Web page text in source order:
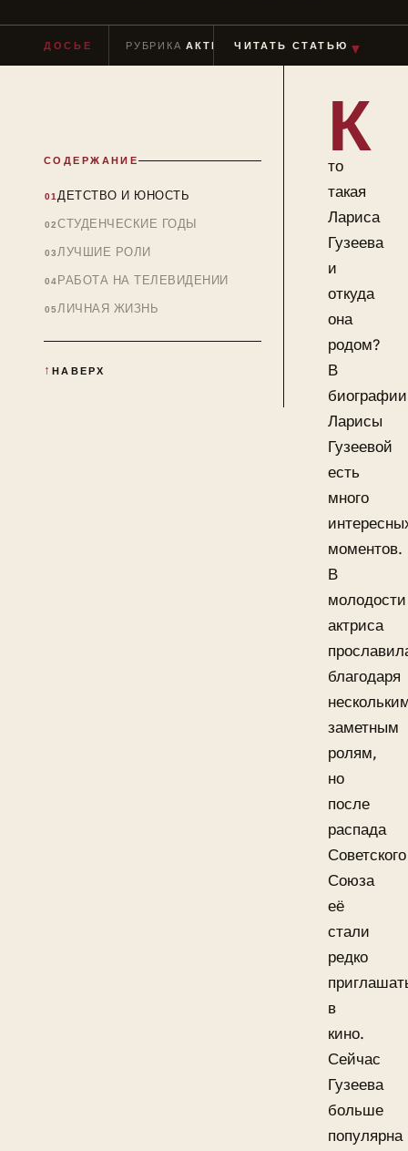
ДОСЬЕ РУБРИКААКТЕРЫ ЧТЕНИЕ ≈ 8 МИН
ЧИТАТЬ СТАТЬЮ ▼
СОДЕРЖАНИЕ
ДЕТСТВО И ЮНОСТЬ
СТУДЕНЧЕСКИЕ ГОДЫ
ЛУЧШИЕ РОЛИ
РАБОТА НА ТЕЛЕВИДЕНИИ
ЛИЧНАЯ ЖИЗНЬ
НАВЕРХ
К
то
такая
Лариса
Гузеева
и
откуда
она
родом?
В
биографии
Ларисы
Гузеевой
есть
много
моментов.
В
молодости
актриса
благодаря
заметным
ролям,
но
после
распада
Советского
Союза
её
стали
редко
в
кино.
Сейчас
Гузеева
больше
популярна